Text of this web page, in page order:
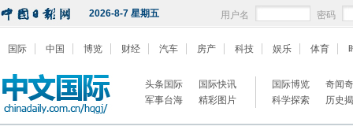
2026-8-7 星期五 用户名 密码
国际 中国 博览 财经 汽车 房产 科技 娱乐 体育
头条国际
国际快讯
军事台海
精彩图片
国际博览
奇闻
科学探索
历史